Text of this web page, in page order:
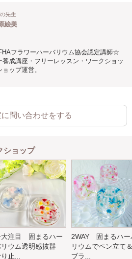
先生
絵美
フラワーハーバリウム協会認定講師☆
養成講座・フリーレッスン・ワークショッ
ップ運営。
問い合わせをする
ショップ
大注目 固まるハー
リウム透明感抜群
止...
2WAY 固まるハー
リウムでペン立て
ブラ...